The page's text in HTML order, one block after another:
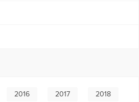
2016 2017 2018